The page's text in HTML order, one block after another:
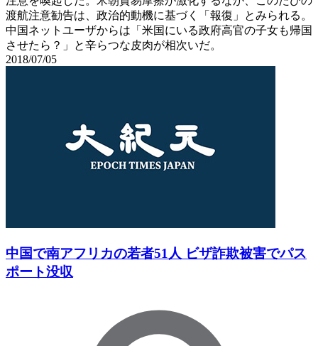
渡航注意勧告は、政治的動機に基づく「報復」とみられる。
中国ネットユーザからは「米国にいる政府高官の子女も帰国
させたら？」と辛らつな皮肉が相次いだ。
2018/07/05
中国で南アフリカの若者51人 ビザ詐欺被害でパス
ポート没収